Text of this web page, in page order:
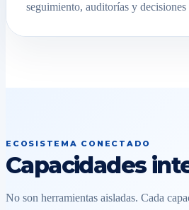
seguimiento, auditorías y
ECOSISTEMA CONECTADO
Capacidades
No son herramientas aisladas. Cada